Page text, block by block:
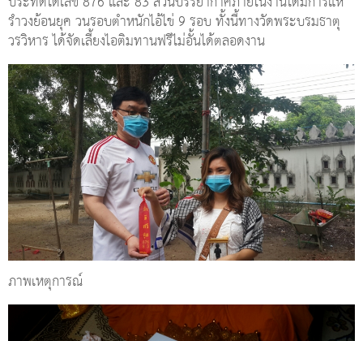
รำวงย้อนยุค วนรอบตำหนักไอ้ไข่ 9 รอบ ทั้งนี้ทางวัดพระบรมธาตุ
วรวิหาร ได้จัดเลี้ยงไอติมทานฟรีไม่อั้นได้ตลอดงาน
ภาพเหตุการณ์